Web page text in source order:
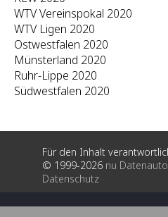
WTV Vereinspokal 2020
WTV Ligen 2020
Ostwestfalen 2020
Münsterland 2020
Ruhr-Lippe 2020
Südwestfalen 2020
Für den Inhalt
© 1999-2026 nu
Datenschutz